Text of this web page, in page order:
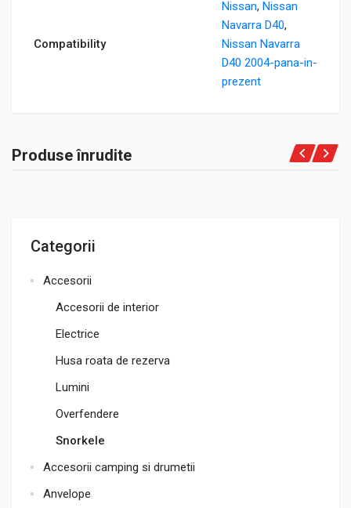
Categorii
Accesorii
Accesorii de interior
Electrice
Husa roata de rezerva
Lumini
Overfendere
Snorkele
Accesorii camping si drumetii
Anvelope
Compatibility
Nissan, Nissan
Navarra D40,
Nissan Navarra
D40 2004-pana-in-
prezent
Produse înrudite